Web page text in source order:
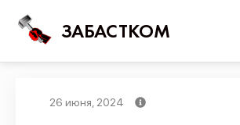
ЗАБАСТКОМ
26 июня, 2024